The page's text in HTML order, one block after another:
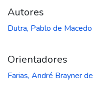
Autores
Dutra, Pablo de Macedo
Orientadores
Farias, André Brayner de